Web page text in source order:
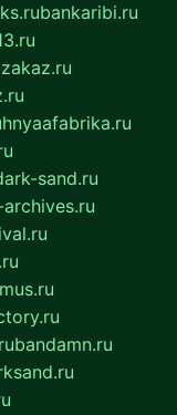
bankaribi.ru
sand.ru
bandamn.ru